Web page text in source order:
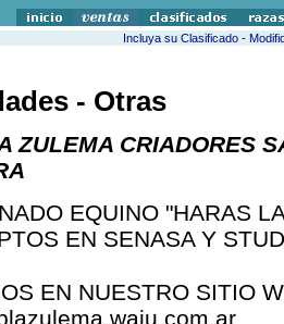
Incluya su Clasificado-
- Otras
ZULEMA CRIADORES
EQUINO "HARAS
EN SENASA Y
EN NUESTRO SITIO